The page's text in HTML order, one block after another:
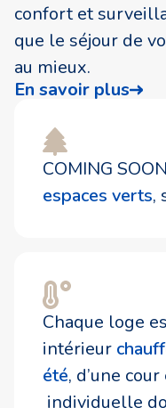
confort et
que le séjour de
au mieux.
En savoir plus
COMING
espaces verts,
Chaque loge
intérieur
été, d’une
individuelle